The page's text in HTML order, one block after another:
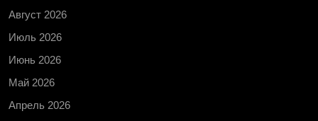
Август 2026
Июль 2026
Июнь 2026
Май 2026
Апрель 2026